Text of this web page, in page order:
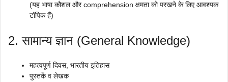
(यह भाषा कौशल और comprehension क्षमता को परखने के लिए आवश्यक
टॉपिक हैं)
2. सामान्य ज्ञान (General Knowledge)
महत्वपूर्ण दिवस, भारतीय इतिहास
पुस्तकें व लेखक